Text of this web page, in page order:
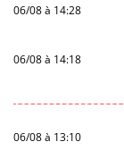
06/08 à 14:28
06/08 à 14:18
06/08 à 13:10